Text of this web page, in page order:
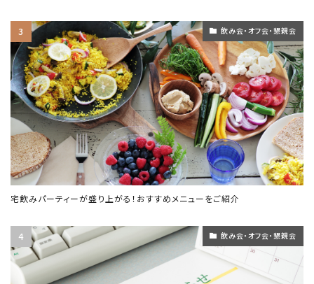
飲み会・オフ会・懇親会
宅飲みパーティーが盛り上がる！おすすめメニューをご紹介
飲み会・オフ会・懇親会